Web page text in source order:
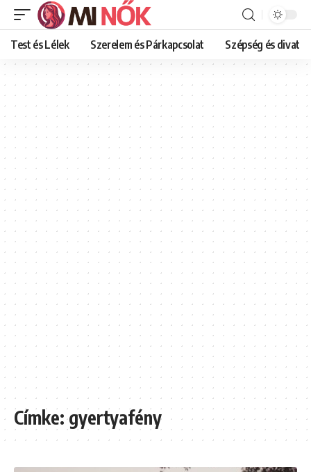
Test és Lélek Szerelem és Párkapcsolat Szépség és divat
Címke:gyertyafény